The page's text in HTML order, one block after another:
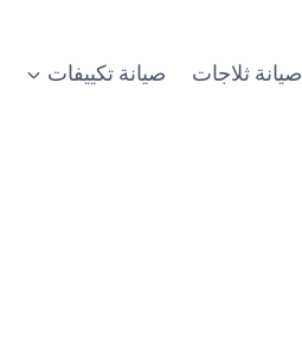
صيانة ثلاجات صيانة تكييفات